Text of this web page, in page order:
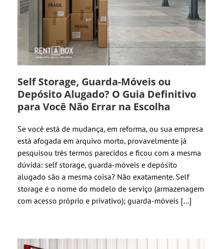
Self Storage, Guarda-Móveis ou
Depósito Alugado? O Guia Definitivo
para Você Não Errar na Escolha
Se você está de mudança, em reforma, ou sua empresa
está afogada em arquivo morto, provavelmente já
pesquisou três termos parecidos e ficou com a mesma
dúvida: self storage, guarda-móveis e depósito
alugado são a mesma coisa? Não exatamente. Self
storage é o nome do modelo de serviço (armazenagem
com acesso próprio e privativo); guarda-móveis […]